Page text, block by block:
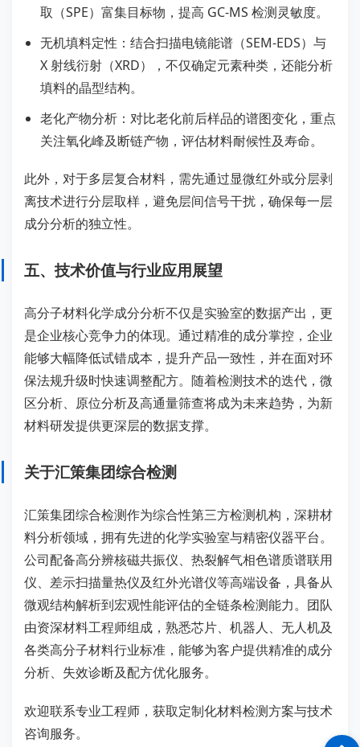
取（SPE）富集目标物，提高 GC-MS 检测灵敏度。
无机填料定性：结合扫描电镜能谱（SEM-EDS）与
X 射线衍射（XRD），不仅确定元素种类，还能分析
填料的晶型结构。
老化产物分析：对比老化前后样品的谱图变化，重点
关注氧化峰及断链产物，评估材料耐候性及寿命。
此外，对于多层复合材料，需先通过显微红外或分层剥
离技术进行分层取样，避免层间信号干扰，确保每一层
成分分析的独立性。
五、技术价值与行业应用展望
高分子材料化学成分分析不仅是实验室的数据产出，更
是企业核心竞争力的体现。通过精准的成分掌控，企业
能够大幅降低试错成本，提升产品一致性，并在面对环
保法规升级时快速调整配方。随着检测技术的迭代，微
区分析、原位分析及高通量筛查将成为未来趋势，为新
材料研发提供更深层的数据支撑。
关于汇策集团综合检测
汇策集团综合检测作为综合性第三方检测机构，深耕材
料分析领域，拥有先进的化学实验室与精密仪器平台。
公司配备高分辨核磁共振仪、热裂解气相色谱质谱联用
仪、差示扫描量热仪及红外光谱仪等高端设备，具备从
微观结构解析到宏观性能评估的全链条检测能力。团队
由资深材料工程师组成，熟悉芯片、机器人、无人机及
各类高分子材料行业标准，能够为客户提供精准的成分
分析、失效诊断及配方优化服务。
欢迎联系专业工程师，获取定制化材料检测方案与技术
咨询服务。